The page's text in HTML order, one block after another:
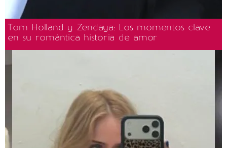
Tom Holland y Zendaya: Los momentos clave
en su romántica historia de amor